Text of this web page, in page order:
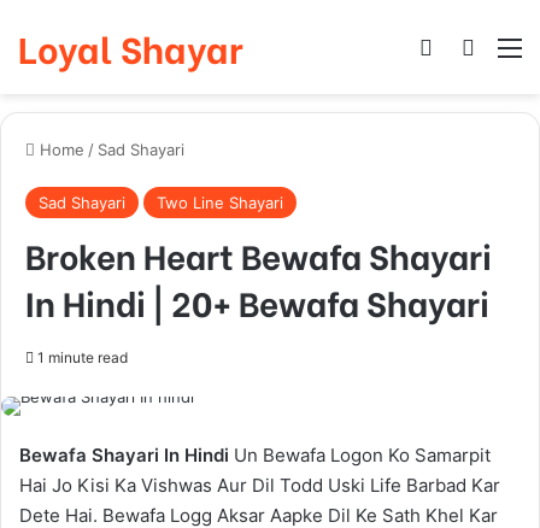
Loyal Shayar Log In
Home / Sad Shayari
Sad Shayari Two Line Shayari
Broken Heart Bewafa Shayari
In Hindi | 20+ Bewafa Shayari
1 minute read
Bewafa Shayari In Hindi Un Bewafa Logon Ko Samarpit
Hai Jo Kisi Ka Vishwas Aur Dil Todd Uski Life Barbad Kar
Dete Hai. Bewafa Logg Aksar Aapke Dil Ke Sath Khel Kar